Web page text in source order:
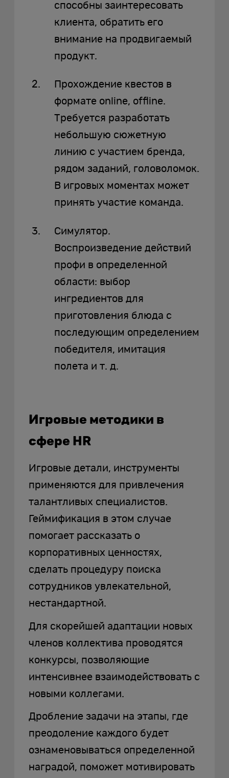
способны заинтересовать
клиента, обратить его
внимание на продвигаемый
продукт.
Прохождение квестов в
формате online, offline.
Требуется разработать
небольшую сюжетную
линию с участием бренда,
рядом заданий, головоломок.
В игровых моментах может
принять участие команда.
Симулятор.
Воспроизведение действий
профи в определенной
области: выбор
ингредиентов для
приготовления блюда с
последующим определением
победителя, имитация
полета и т. д.
Игровые методики в
сфере HR
Игровые детали, инструменты
применяются для привлечения
талантливых специалистов.
Геймификация в этом случае
помогает рассказать о
корпоративных ценностях,
сделать процедуру поиска
сотрудников увлекательной,
нестандартной.
Для скорейшей адаптации новых
членов коллектива проводятся
конкурсы, позволяющие
интенсивнее взаимодействовать с
новыми коллегами.
Дробление задачи на этапы, где
преодоление каждого будет
ознаменовываться определенной
наградой, поможет мотивировать